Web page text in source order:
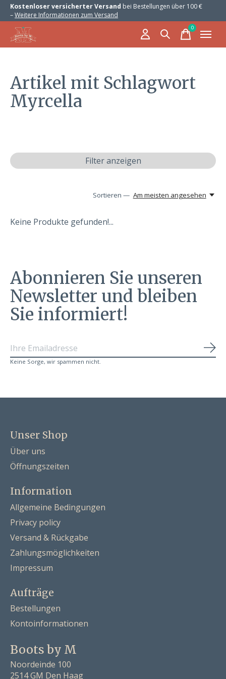
Kostenloser versicherter Versand bei Bestellungen über 100 €
–Weitere Informationen zum Versand
0items
Artikel mit Schlagwort
Myrcella
Filter anzeigen
Sortieren — Am meisten angesehen
Keine Produkte gefunden!...
Abonnieren Sie unseren
Newsletter und bleiben
Sie informiert!
Keine Sorge, wir spammen nicht.
Unser Shop
Über uns
Öffnungszeiten
Information
Allgemeine Bedingungen
Privacy policy
Versand & Rückgabe
Zahlungsmöglichkeiten
Impressum
Aufträge
Bestellungen
Kontoinformationen
Boots by M
Noordeinde 100
2514 GM Den Haag